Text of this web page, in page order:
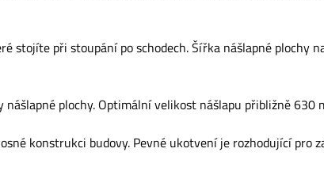
stojíte při stoupání po schodech. Šířka nášlapné plochy
plochy. Optimální velikost nášlapu přibližně
konstrukci budovy. Pevné ukotvení je rozhodující pro